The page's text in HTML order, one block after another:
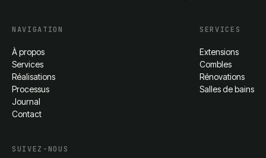
NAVIGATION
À propos
Services
Réalisations
Processus
Journal
Contact
SERVICES
Extensions
Combles
Rénovations
Salles de bains
SUIVEZ-NOUS